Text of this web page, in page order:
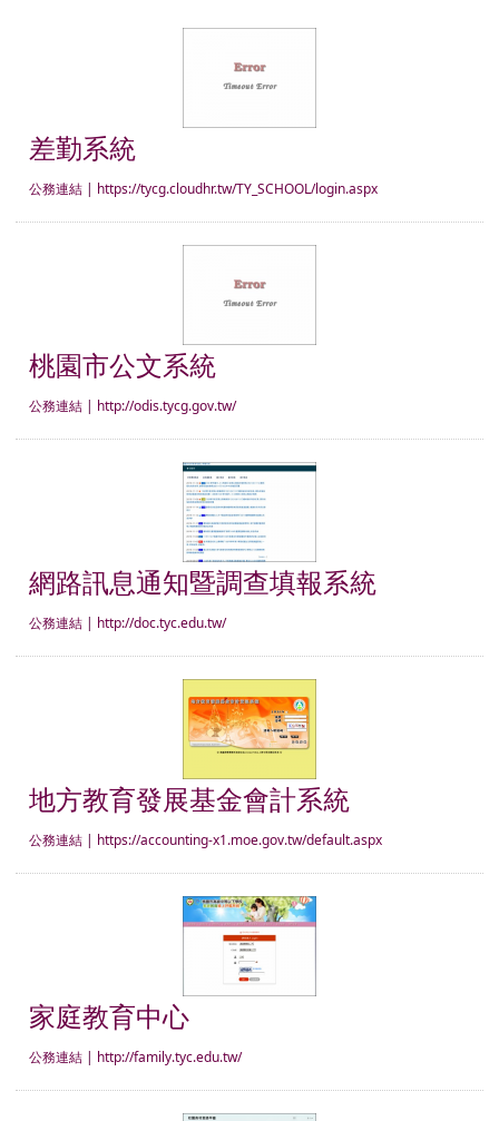
差勤系統
公務連結 | https://tycg.cloudhr.tw/TY_SCHOOL/login.aspx
桃園市公文系統
公務連結 | http://odis.tycg.gov.tw/
網路訊息通知暨調查填
網路訊息通知暨調查填報系統
公務連結 | http://doc.tyc.edu.tw/
地方教育發展基金會計系統
公務連結 | https://accounting-x1.moe.gov.tw/default.aspx
家庭教育中心
公務連結 | http://family.tyc.edu.tw/